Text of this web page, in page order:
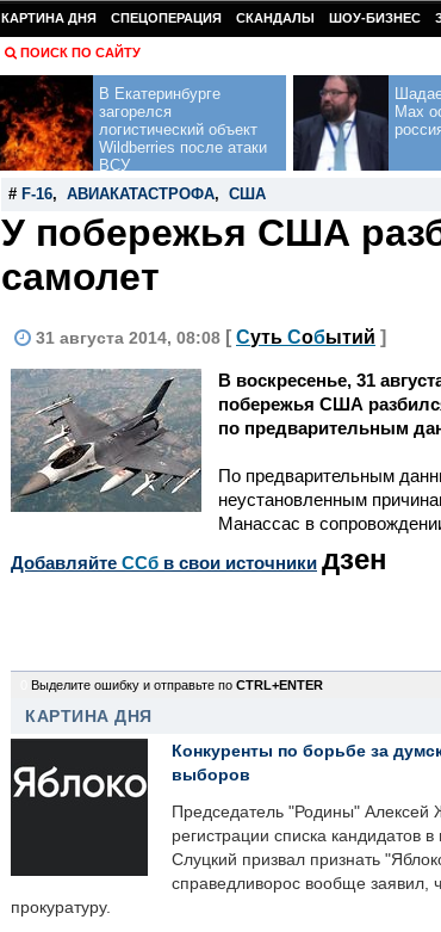
КАРТИНА ДНЯ СПЕЦОПЕРАЦИЯ СКАНДАЛЫ ШОУ-БИЗНЕС
ПОИСК ПО САЙТУ
В Екатеринбурге
загорелся
логистический объект
Wildberries после атаки
ВСУ
Max
# F-16, АВИАКАТАСТРОФА, США
У побережья США
самолет
31 августа 2014, 08:08 [ Суть Событий ]
В воскресенье, 31
побережья США
по предварительным
По предварительным
неустановленным
Манассас в
Добавляйте CСб в свои источники дзен
Выделите ошибку и отправьте по CTRL+ENTER
КАРТИНА ДНЯ
Конкуренты по борьбе за
выборов
Председатель "Родины" Алексей
регистрации списка
Слуцкий призвал признать
справедливорос вообще заявил,
прокуратуру.